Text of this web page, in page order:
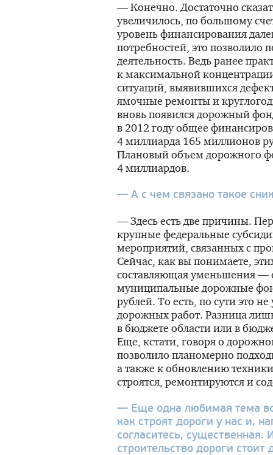
— Конечно. Достаточно
увеличилось, по большому
уровень финансирования
потребностей, это позволило
деятельность. Ведь ранее
к максимальной
ситуаций, выявившихся
ямочные ремонты и
вновь появился дорожный
в 2012 году общее
4 миллиарда 165 миллионов
Плановый объем дорожного
4 миллиардов.
— А с чем связано такое
— Здесь есть две причины.
крупные федеральные
мероприятий, связанных с
Сейчас, как вы понимаете,
составляющая уменьшения —
муниципальные дорожные
рублей. То есть, по сути это
дорожных работ. Разница
в бюджете области или в
Еще, кстати, говоря о
позволило планомерно
а также к обновлению
строятся, ремонтируются и
— Еще одна любимая тема
как строят дороги у нас и,
согласитесь, существенная.
строительство дороги